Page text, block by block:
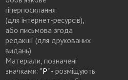
гіперпосилання
(для інтернет-ресурсів),
або письмова згода
редакції (для друкованих
видань)
Матеріали, позначені
значками: "Р"- розміщують